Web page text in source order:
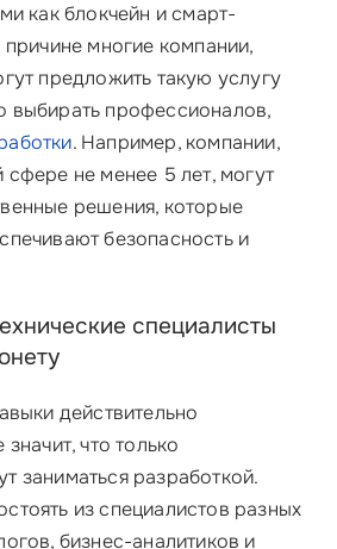
как блокчейн и смарт-
многие компании,
предложить такую услугу
выбирать профессионалов,
. Например, компании,
не менее 5 лет, могут
решения, которые
безопасность и
специалисты
действительно
что только
заниматься разработкой.
из специалистов разных
бизнес-аналитиков и